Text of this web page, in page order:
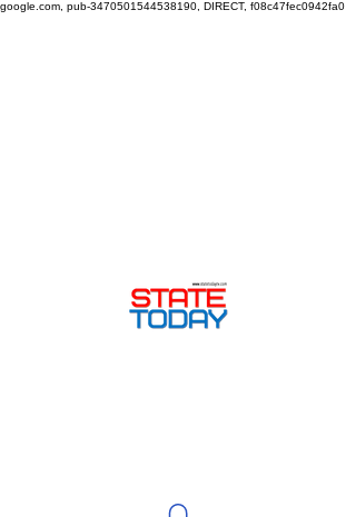
google.com, pub-3470501544538190, DIRECT, f08c47fec0942fa0